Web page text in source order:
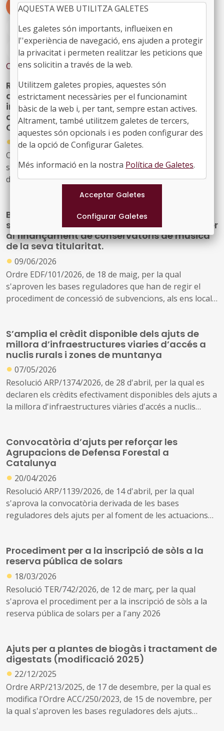
#JURÍDIQUES #AJUTS
#CIUTATSINTELIGENTS #RED
#TECNOLOGIA #TRANSFORMACIODIGITAL
Contingut relacionat
Red.es obre convocatòria de 3,75 milions per
al Programa d’impuls a les ciutats i territoris
intel·ligents per a la promoció del
desenvolupament econòmic i productiu a
Catalunya
●
30/12/2025
Ordre TDF/1559/2025, de 26 de desembre, per la qual
s'estableixen les bases reguladores per a la concessió
d'ajuts destinats al «Programa d’impuls a les ciutats i
territoris intel·ligents per a la promoció del
a la seva convocatòria corresponent a l'exercici 2025.
Bases reguladores per la concessió de
subvencions, als ens locals de Catalunya, per
al finançament de conservatoris de música
de la seva titularitat.
● 09/06/2026
Ordre EDF/101/2026, de 18 de maig, per la qual
s'aproven les bases reguladores que han de regir el
procediment de concessió de subvencions, als ens locals
2024-2025
S’amplia el crèdit disponible dels ajuts de
millora d’infraestructures viaries d’accés a
nuclis rurals i zones de muntanya
● 07/05/2026
Resolució ARP/1374/2026, de 28 d'abril, per la qual es
declaren els crèdits efectivament disponibles dels ajuts a
la millora d'infraestructures viàries d'accés a nuclis
convocats mitjançant la Resolució ARP/2424/2025, de 19
de juny (ref. BDNS 842445)
Convocatòria d’ajuts per reforçar les
Agrupacions de Defensa Forestal a
Catalunya
● 20/04/2026
Resolució ARP/1139/2026, de 14 d'abril, per la qual
s'aprova la convocatòria derivada de les bases
reguladores dels ajuts per al foment de les actuacions
Procediment per a la inscripció de sòls a la
reserva pública de solars
● 18/03/2026
Resolució TER/742/2026, de 12 de març, per la qual
s'aprova el procediment per a la inscripció de sòls a la
reserva pública de solars per a l'any 2026
Ajuts per a plantes de biogàs i tractament de
digestats (modificació 2025)
● 22/12/2025
Ordre ARP/213/2025, de 17 de desembre, per la qual es
modifica l'Ordre ACC/250/2023, de 15 de novembre, per
la qual s'aproven les bases reguladores dels ajuts
AQUESTA WEB UTILITZA GALETES
Les galetes són importants, influeixen en
l''experiència de navegació, ens ajuden a protegir
la privacitat i permeten realitzar les peticions que
ens solicitin a través de la web.
Utilitzem galetes propies, aquestes són
estrictament necessàries per el funcionamint
bàsic de la web i, per tant, sempre estan actives.
Altrament, també utilitzem galetes de tercers,
aquestes són opcionals i es poden configurar des
de la opció de Configurar Galetes.
Més informació en la nostra Política de Galetes.